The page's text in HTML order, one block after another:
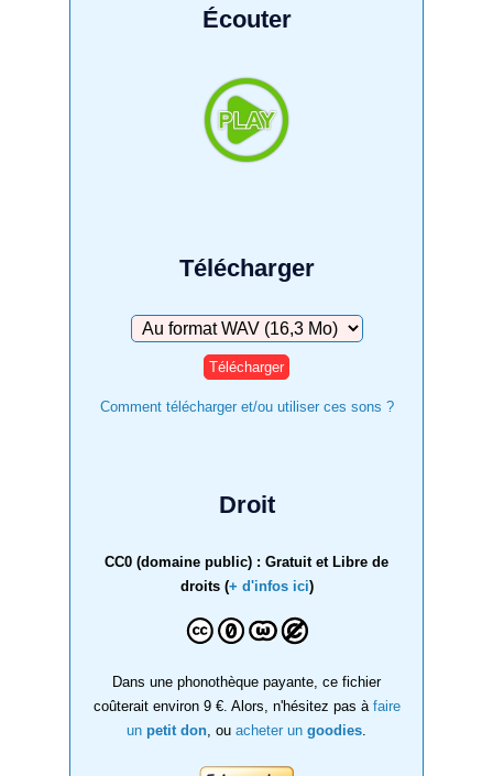
Écouter
Télécharger
Télécharger
Comment télécharger et/ou utiliser ces sons ?
Droit
CC0 (domaine public) : Gratuit et Libre de
droits (+ d'infos ici)
Dans une phonothèque payante, ce fichier
coûterait environ 9 €. Alors, n'hésitez pas à faire
un petit don , ou acheter un goodies